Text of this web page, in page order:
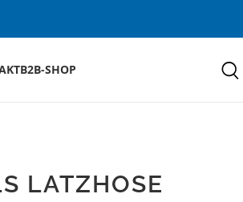
B2B-SHOP
LATZHOSE